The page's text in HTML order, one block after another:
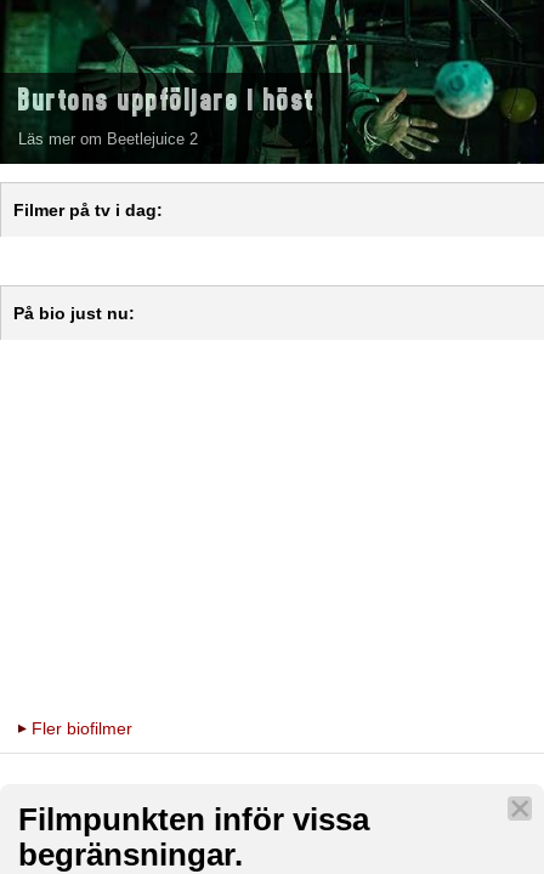
Burtons uppföljare i höst
Läs mer om Beetlejuice 2
Filmer på tv i dag:
På bio just nu:
Fler biofilmer
Filmpunkten inför vissa
begränsningar.